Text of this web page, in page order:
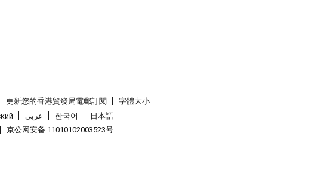
更新您的香港貿發局電郵訂閱
字體大小
عربى 한국어
日本語
京公网安备 11010102003523号